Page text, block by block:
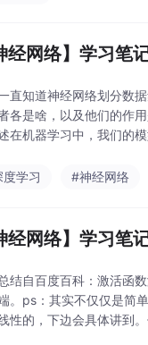
经网络】学习
直知道神经网络划分数
各是啥，以及他们的作
在机器学习中，我们的
学习
#神经网络
经网络】学习
结自百度百科：激活函
。ps：其实不仅仅是简
性的，下边会具体讲到